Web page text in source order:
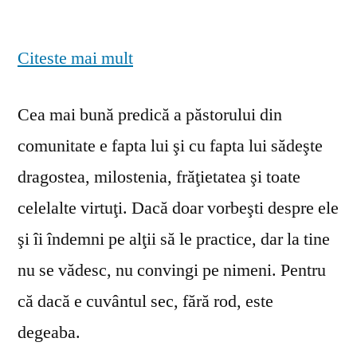
Citeste mai mult
Cea mai bună predică a păstorului din
comunitate e fapta lui şi cu fapta lui sădeşte
dragostea, milostenia, frăţietatea şi toate
celelalte virtuţi. Dacă doar vorbeşti despre ele
şi îi îndemni pe alţii să le practice, dar la tine
nu se vă­desc, nu convingi pe nimeni. Pentru
că dacă e cuvântul sec, fără rod, este
degeaba.